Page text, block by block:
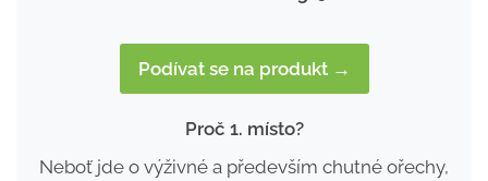
Podívat se na produkt →
Proč 1. místo?
Neboť jde o výživné a především chutné ořechy,